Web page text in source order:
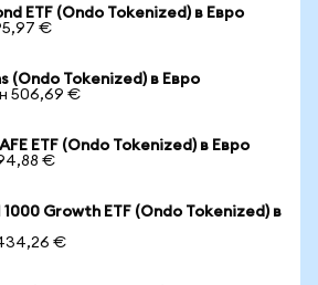
ETF (Ondo Tokenized) в Евро
€
(Ondo Tokenized) в Евро
506,69 €
ETF (Ondo Tokenized) в Евро
€
1000 Growth ETF (Ondo Tokenized) в
€